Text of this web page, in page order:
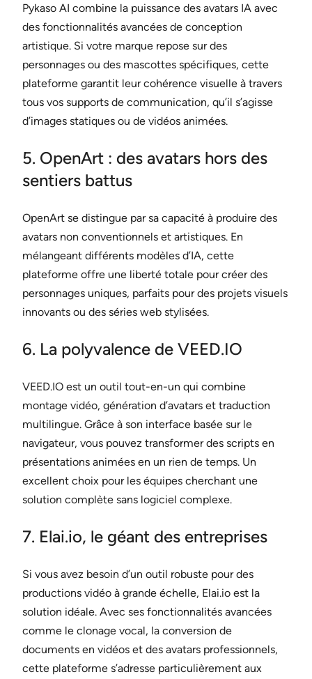
Pykaso AI combine la puissance des avatars IA avec
des fonctionnalités avancées de conception
artistique. Si votre marque repose sur des
personnages ou des mascottes spécifiques, cette
plateforme garantit leur cohérence visuelle à travers
tous vos supports de communication, qu’il s’agisse
d’images statiques ou de vidéos animées.
5. OpenArt : des avatars hors des
sentiers battus
OpenArt se distingue par sa capacité à produire des
avatars non conventionnels et artistiques. En
mélangeant différents modèles d’IA, cette
plateforme offre une liberté totale pour créer des
personnages uniques, parfaits pour des projets visuels
innovants ou des séries web stylisées.
6. La polyvalence de VEED.IO
VEED.IO est un outil tout-en-un qui combine
montage vidéo, génération d’avatars et traduction
multilingue. Grâce à son interface basée sur le
navigateur, vous pouvez transformer des scripts en
présentations animées en un rien de temps. Un
excellent choix pour les équipes cherchant une
solution complète sans logiciel complexe.
7. Elai.io, le géant des entreprises
Si vous avez besoin d’un outil robuste pour des
productions vidéo à grande échelle, Elai.io est la
solution idéale. Avec ses fonctionnalités avancées
comme le clonage vocal, la conversion de
documents en vidéos et des avatars professionnels,
cette plateforme s’adresse particulièrement aux